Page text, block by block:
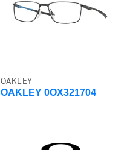
OAKLEY
OAKLEY 0OX321704